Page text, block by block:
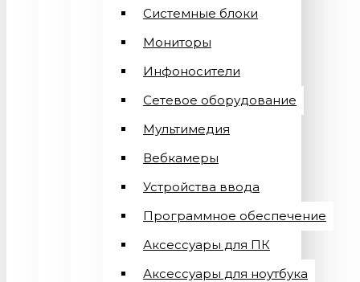
Системные блоки
Мониторы
Инфоносители
Сетевое оборудование
Мультимедия
Вебкамеры
Устройства ввода
Программное обеспечение
Аксессуары для ПК
Аксессуары для ноутбука